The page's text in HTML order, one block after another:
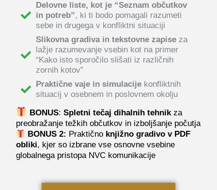
Delovne liste, kot je “Seznam občutkov
in potreb”, ki ti bodo pomagali razumeti
sebe in drugega v konfliktni situaciji
Slikovna gradiva in tekstovne zapiseza
lažje razumevanje vsebin kot na primer
“Kako isto sporočilo slišati iz različnih
zornih kotov”
Praktične vaje in simulacije konfliktnih
situacij v osebnem in poslovnem okolju
BONUS: Spletni tečaj dihalnih tehnikza
preobražanje težkih občutkov in izboljšanje počutja
BONUS 2: Praktično knjižno gradivo v PDF
obliki, kjer so izbrane vse osnovne vsebine
globalnega pristopa NVC komunikacije